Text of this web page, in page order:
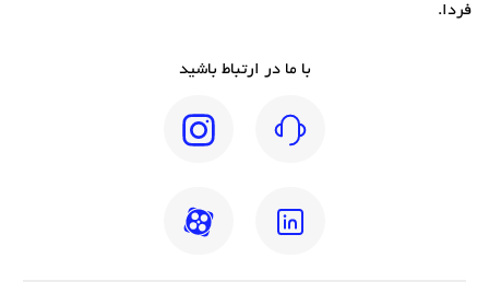
فردا.
با ما در ارتباط باشید